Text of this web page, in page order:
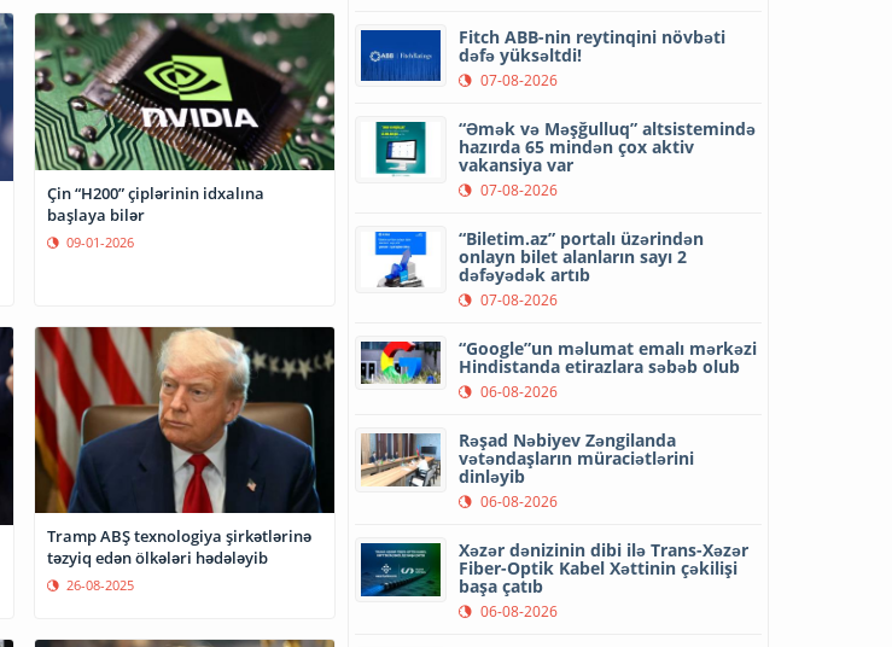
Çin “H200” çiplərinin idxalına
başlaya bilər
09-01-2026
Tramp ABŞ texnologiya şirkətlərinə
təzyiq edən ölkələri hədələyib
26-08-2025
Fitch ABB-nin reytinqini növbəti
dəfə yüksəltdi!
07-08-2026
“Əmək və Məşğulluq” altsistemində
hazırda 65 mindən çox aktiv
vakansiya var
07-08-2026
“Biletim.az” portalı üzərindən
onlayn bilet alanların sayı 2
dəfəyədək artıb
07-08-2026
“Google”un məlumat emalı mərkəzi
Hindistanda etirazlara səbəb olub
06-08-2026
Rəşad Nəbiyev Zəngilanda
vətəndaşların müraciətlərini
dinləyib
06-08-2026
Xəzər dənizinin dibi ilə Trans-Xəzər
Fiber-Optik Kabel Xəttinin çəkilişi
başa çatıb
06-08-2026